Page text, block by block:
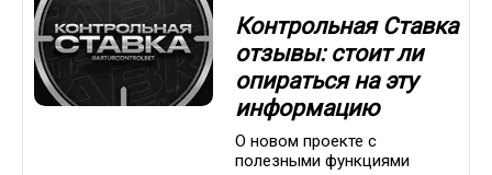
Контрольная Ставка
отзывы: стоит ли
опираться на эту
информацию
О новом проекте с
полезными функциями